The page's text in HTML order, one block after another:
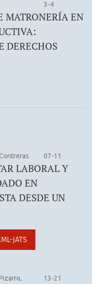
3-4
MATRONERÍA EN
DERECHOS
07-11
LABORAL Y
EN
DESDE UN
JATS
13-21